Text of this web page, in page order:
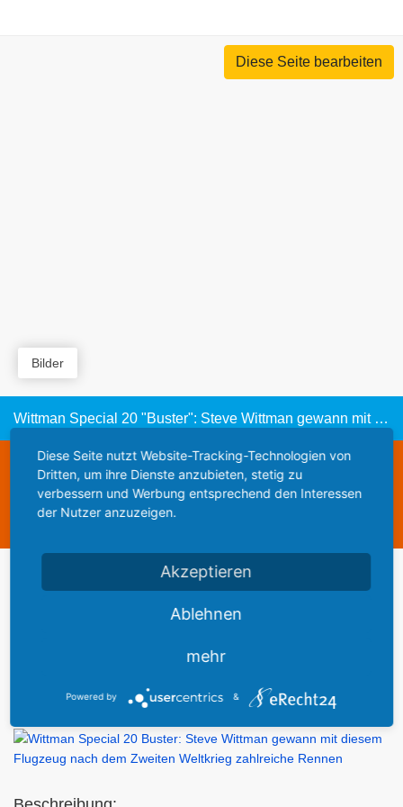
Diese Seite bearbeiten
Bilder
Wittman Special 20 "Buster": Steve Wittman gewann mit dem Flugzeug nach dem 2. Weltkrieg etliche Rennen
Diese Webseite steht zum Verkauf
This website is for sale
Statistics
Werbung
MuseumWashington D.C. - Smithsonian Institution -
Diese Seite nutzt Website-Tracking-Technologien von
Dritten, um ihre Dienste anzubieten, stetig zu
verbessern und Werbung entsprechend den Interessen
der Nutzer anzuzeigen.
Akzeptieren
Ablehnen
mehr
Powered by &